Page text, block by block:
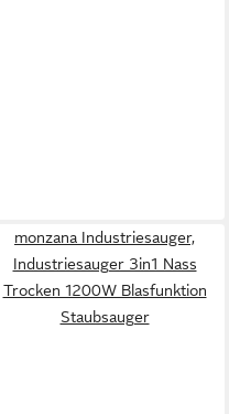
monzana Industriesauger,
Industriesauger 3in1 Nass
Trocken 1200W Blasfunktion
Staubsauger